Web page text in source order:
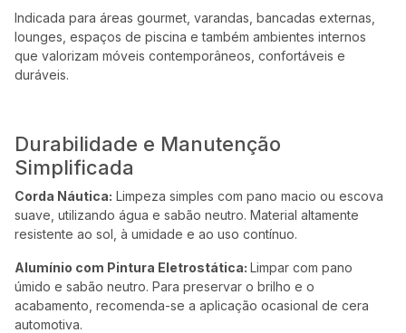
Indicada para áreas gourmet, varandas, bancadas externas,
lounges, espaços de piscina e também ambientes internos
que valorizam móveis contemporâneos, confortáveis e
duráveis.
Durabilidade e Manutenção
Simplificada
Corda Náutica: Limpeza simples com pano macio ou escova
suave, utilizando água e sabão neutro. Material altamente
resistente ao sol, à umidade e ao uso contínuo.
Alumínio com Pintura Eletrostática:Limpar com pano
úmido e sabão neutro. Para preservar o brilho e o
acabamento, recomenda-se a aplicação ocasional de cera
automotiva.